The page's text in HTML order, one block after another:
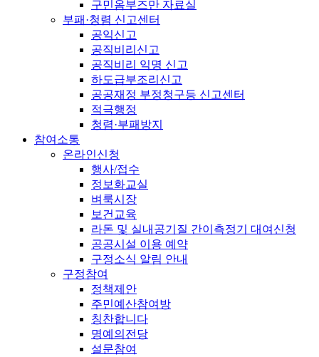
구민옴부즈만 자료실
부패·청렴 신고센터
공익신고
공직비리신고
공직비리 익명 신고
하도급부조리신고
공공재정 부정청구등 신고센터
적극행정
청렴·부패방지
참여소통
온라인신청
행사/접수
정보화교실
벼룩시장
보건교육
라돈 및 실내공기질 간이측정기 대여신청
공공시설 이용 예약
구정소식 알림 안내
구정참여
정책제안
주민예산참여방
칭찬합니다
명예의전당
설문참여